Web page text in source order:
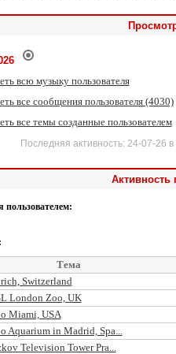
всю музыку пользователя
все сообщения пользователя (4030)
все темы созданные пользователем
активность: 24-07-26 в
Активность
пользователем:
Тема
Switzerland
London Zoo, UK
Miami, USA
Aquarium in Madrid, Spa...
Television Tower Pra...